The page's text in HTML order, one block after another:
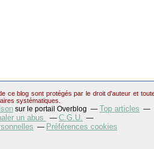
ce blog sont protégés par le droit d'auteur et
systématiques.
sur le portail Overblog
Top articles
un abus
C.G.U.
Préférences cookies